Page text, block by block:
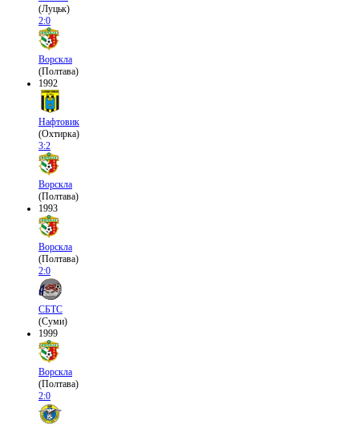
(Луцьк)
2:0
Ворскла
(Полтава)
1992
Нафтовик
(Охтирка)
3:2
Ворскла
(Полтава)
1993
Ворскла
(Полтава)
2:0
СБТС
(Суми)
1999
Ворскла
(Полтава)
2:0